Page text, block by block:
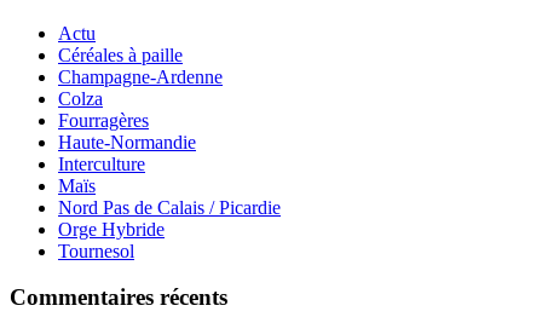
Actu
Céréales à paille
Champagne-Ardenne
Colza
Fourragères
Haute-Normandie
Interculture
Maïs
Nord Pas de Calais / Picardie
Orge Hybride
Tournesol
Commentaires récents